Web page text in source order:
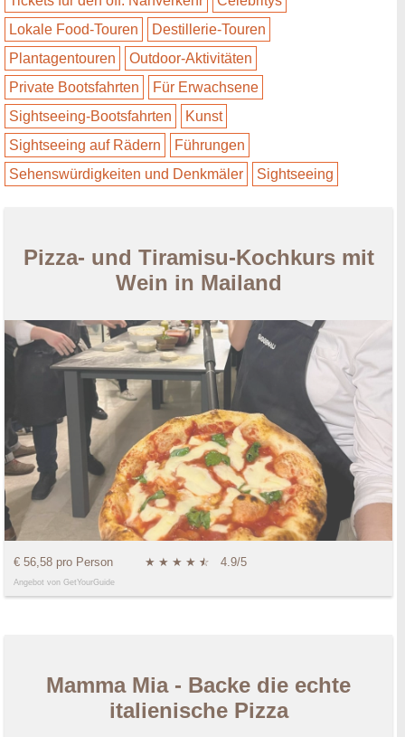
Lokale Food-Touren
Destillerie-Touren
Plantagentouren
Outdoor-Aktivitäten
Private Bootsfahrten
Für Erwachsene
Sightseeing-Bootsfahrten
Kunst
Sightseeing auf Rädern
Führungen
Sehenswürdigkeiten und Denkmäler
Sightseeing
Pizza- und Tiramisu-Kochkurs mit
Wein in Mailand
€ 56,58 pro Person ★ ★ ★ ★ ★
☆ 4.9/5
Angebot von GetYourGuide
Mamma Mia - Backe die echte
italienische Pizza